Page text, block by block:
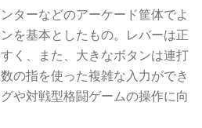
ターなどのアーケード筐体でよ
を基本としたもの。レバーは正
く、また、大きなボタンは連打
の指を使った複雑な入力ができ
や対戦型格闘ゲームの操作に向